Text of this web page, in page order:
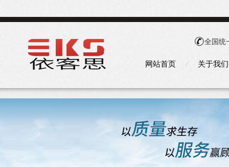
全国统
网站首页 关于我们